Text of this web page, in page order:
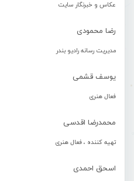
عکاس و خبرنگار سایت
رضا محمودی
مدیریت رسانه رادیو بندر
یوسف قشمی
فعال هنری
محمدرضا اقدسی
تهیه کننده ، فعال هنری
اسحق احمدی